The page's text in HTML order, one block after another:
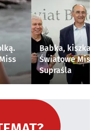
Babka, kiszka i
Światowe
Supraśla